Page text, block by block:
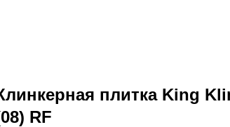
плитка King
RF